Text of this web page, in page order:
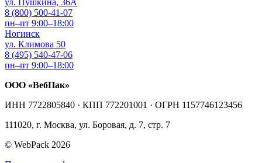
8 (800) 500-41-07
пн–пт 9:00–18:00
Ногинск
ул. Климова 50
8 (495) 540-47-06
пн–пт 9:00–18:00
ООО «ВебПак»
ИНН 7722805840 · КПП 772201001 · ОГРН 1157746123456
111020, г. Москва, ул. Боровая, д. 7, стр. 7
© WebPack 2026